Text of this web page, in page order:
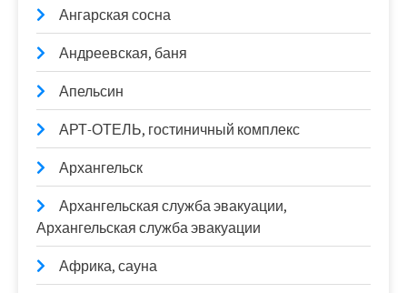
Ангарская сосна
Андреевская, баня
Апельсин
АРТ-ОТЕЛЬ, гостиничный комплекс
Архангельск
Архангельская служба эвакуации,
Архангельская служба эвакуации
Африка, сауна